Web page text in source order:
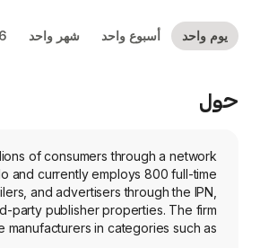
يوم واحد أسبوع واحد شهر واحد 6 أشهر
حول
of consumers through a network
and currently employs 800 full-time
and advertisers through the IPN,
party publisher properties. The firm
in categories such as